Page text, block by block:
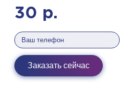
30 р.
Заказать сейчас